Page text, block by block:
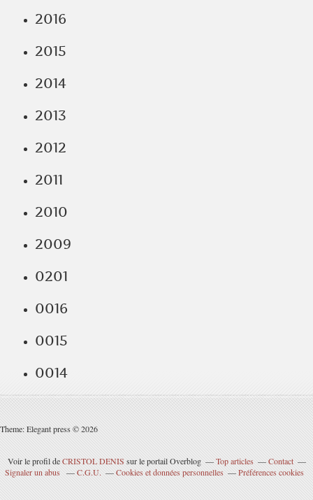
2016
2015
2014
2013
2012
2011
2010
2009
0201
0016
0015
0014
Theme: Elegant press © 2026
Voir le profil deCRISTOL DENIS sur le portail Overblog Top articles
Contact
Signaler un abus
C.G.U. Cookies et données personnelles Préférences cookies